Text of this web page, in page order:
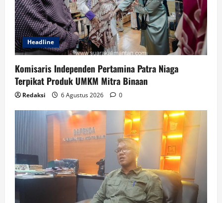
Headline
Komisaris Independen Pertamina Patra Niaga
Terpikat Produk UMKM Mitra Binaan
Redaksi 6 Agustus 2026 0